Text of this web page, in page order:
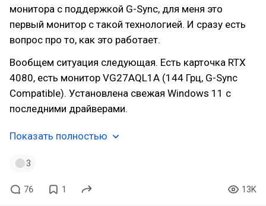
монитора с поддержкой G-Sync, для меня это
первый монитор с такой технологией. И сразу есть
вопрос про то, как это работает.
Вообщем ситуация следующая. Есть карточка RTX
4080, есть монитор VG27AQL1A (144 Грц, G-Sync
Compatible). Установлена свежая Windows 11 с
последними драйверами.
Показать полностью
3
76 1 13K